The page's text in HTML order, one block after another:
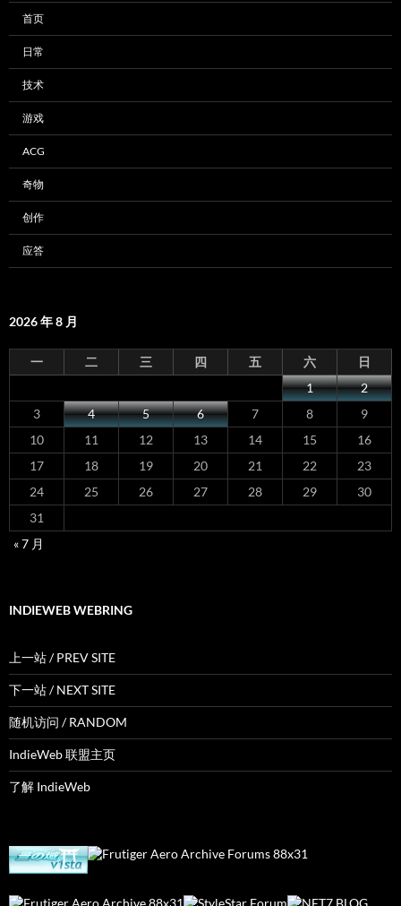
首页
日常
技术
游戏
ACG
奇物
创作
应答
2026 年 8 月
一 二 三 四 五 六
日
1
2
3
4 5 6 7 8
9
10
11 12 13 14 15
16
17
18 19 20 21 22
23
24
25 26 27 28 29
30
31
« 7 月
INDIEWEB WEBRING
上一站 / PREV SITE
下一站 / NEXT SITE
随机访问 / RANDOM
IndieWeb 联盟主页
了解 IndieWeb